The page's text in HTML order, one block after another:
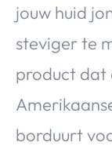
jouw huid
steviger te
product dat
borduurt